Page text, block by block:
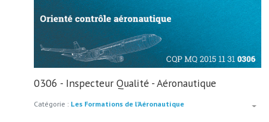
0306 - Inspecteur Qualité - Aéronautique
Catégorie : Les Formations de l'Aéronautique